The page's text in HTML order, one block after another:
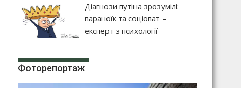
Діагнози путіна зрозумілі:
параноїк та соціопат –
експерт з психології
Фоторепортаж